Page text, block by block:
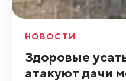
НОВОСТИ
Здоровые
атакуют дачи